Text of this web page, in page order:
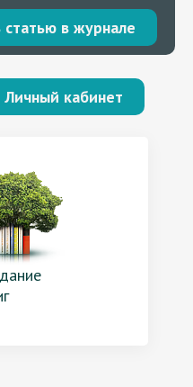
статью в журнале
Личный кабинет